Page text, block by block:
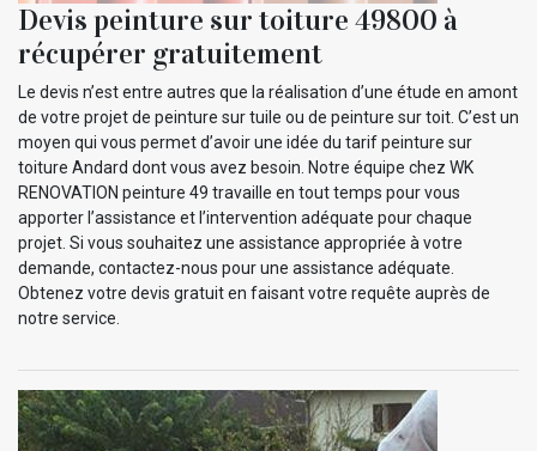
Devis peinture sur toiture 49800 à
récupérer gratuitement
Le devis n’est entre autres que la réalisation d’une étude en amont
de votre projet de peinture sur tuile ou de peinture sur toit. C’est un
moyen qui vous permet d’avoir une idée du tarif peinture sur
toiture Andard dont vous avez besoin. Notre équipe chez WK
RENOVATION peinture 49 travaille en tout temps pour vous
apporter l’assistance et l’intervention adéquate pour chaque
projet. Si vous souhaitez une assistance appropriée à votre
demande, contactez-nous pour une assistance adéquate.
Obtenez votre devis gratuit en faisant votre requête auprès de
notre service.